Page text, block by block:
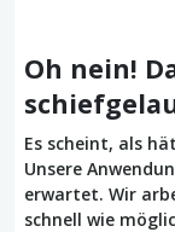
Oh nein!
Es scheint, als
Unsere
erwartet. Wir
schnell wie